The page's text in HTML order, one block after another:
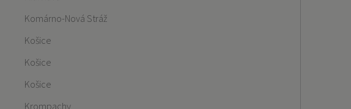
Komárno-Nová Stráž
Košice
Košice
Košice
Krompachy